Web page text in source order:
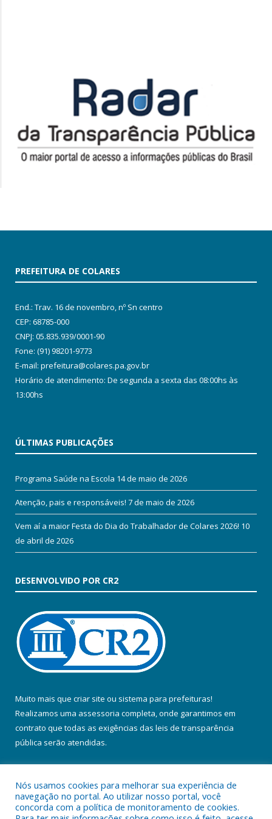
PREFEITURA DE COLARES
End.: Trav. 16 de novembro, nº Sn centro
CEP: 68785-000
CNPJ: 05.835.939/0001-90
Fone: (91) 98201-9773
E-mail: prefeitura@colares.pa.gov.br
Horário de atendimento: De segunda a sexta das 08:00hs às
13:00hs
ÚLTIMAS PUBLICAÇÕES
Programa Saúde na Escola 14 de maio de 2026
Atenção, pais e responsáveis! 7 de maio de 2026
Vem aí a maior Festa do Dia do Trabalhador de Colares 2026! 10
de abril de 2026
DESENVOLVIDO POR CR2
Muito mais que criar site ou sistema para prefeituras!
Realizamos uma assessoria completa, onde garantimos em
contrato que todas as exigências das leis de transparência
pública serão atendidas.
Nós usamos cookies para melhorar sua experiência de
navegação no portal. Ao utilizar nosso portal, você
concorda com a política de monitoramento de cookies.